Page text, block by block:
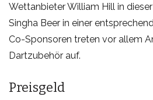
Wettanbieter William Hill in
Singha Beer in einer
Co-Sponsoren treten vor allem
Dartzubehör auf.
Preisgeld